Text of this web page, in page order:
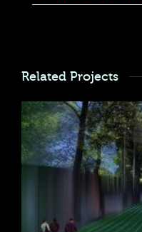
Related Projects